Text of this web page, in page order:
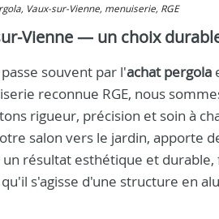
Vaux-sur-Vienne, menuiserie, RGE
Vienne — un choix
souvent par l'achat pergola
reconnue RGE, nous
rigueur, précision et soin à
salon vers le jardin, apporte
résultat esthétique et durable,
s'agisse d'une structure en